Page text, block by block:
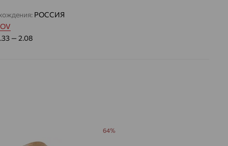
РОССИЯ
— 2.08
64%